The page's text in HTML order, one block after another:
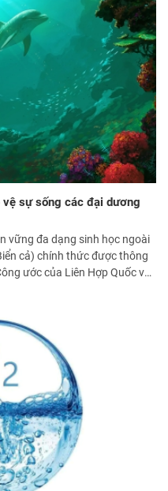
sự sống các đại dương
vững đa dạng sinh học ngoài
cả) chính thức được thông
ước của Liên Hợp Quốc về
tế đã được thông qua tại
bảo tồn và sử dụng bền
phán quốc gia" (BBNJ), hay